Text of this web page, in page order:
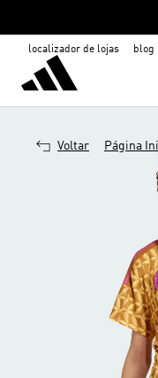
localizador de lojas blog
Voltar Página